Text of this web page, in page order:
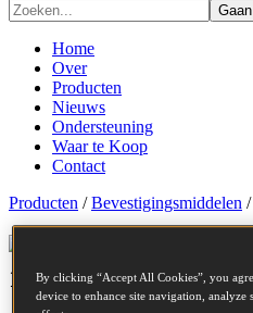
Gaan
Home
Over
Producten
Nieuws
Ondersteuning
Waar te Koop
Contact
Producten /Bevestigingsmiddelen /
1105001Z
By clicking “Accept All Cookies”, you
device to enhance site navigation, analyze